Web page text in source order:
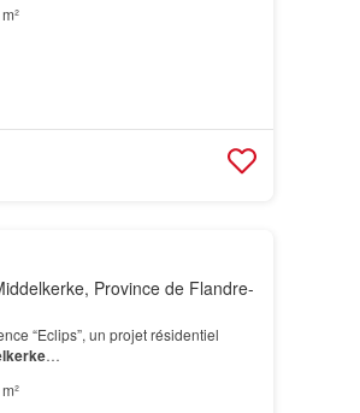
Province de Flandre-
“Eclips”, un projet résidentiel
…